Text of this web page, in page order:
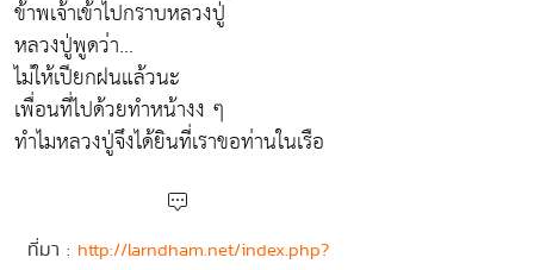
ข้าพเจ้าเข้าไปกราบหลวงปู่
หลวงปู่พูดว่า...
ไม่ให้เปียกฝนแล้วนะ
เพื่อนที่ไปด้วยทำหน้างง ๆ
ทำไมหลวงปู่จึงได้ยินที่เราขอท่านในเรือ
ที่มา : http://larndham.net/index.php?